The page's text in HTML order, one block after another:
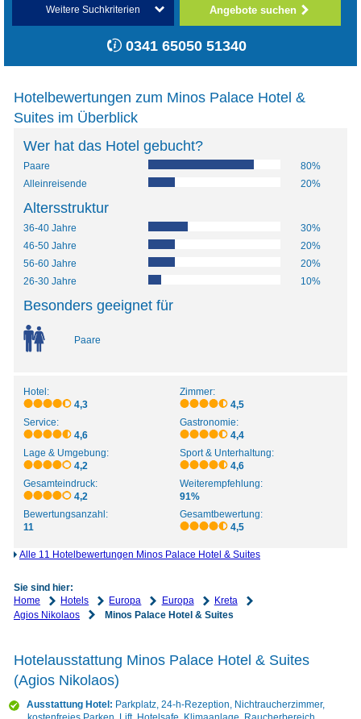
Weitere Suchkriterien Angebote suchen
0341 65050 51340
Hotelbewertungen zum Minos Palace Hotel &
Suites im Überblick
Wer hat das Hotel gebucht?
Paare
80%
Alleinreisende
20%
Altersstruktur
36-40 Jahre
30%
46-50 Jahre
20%
56-60 Jahre
20%
26-30 Jahre
10%
Besonders geeignet für
Paare
Hotel:
4,3
Zimmer:
4,5
Service:
4,6
Gastronomie:
4,4
Lage & Umgebung:
4,2
Sport & Unterhaltung:
4,6
Gesamteindruck:
4,2
Weiterempfehlung:
91%
Bewertungsanzahl:
11
Gesamtbewertung:
4,5
Alle 11 Hotelbewertungen Minos Palace Hotel & Suites
Sie sind hier:
Home
Hotels Europa Europa
Kreta
Agios Nikolaos
Minos Palace Hotel & Suites
Hotelausstattung Minos Palace Hotel & Suites
(Agios Nikolaos)
Ausstattung Hotel: Parkplatz, 24-h-Rezeption, Nichtraucherzimmer,